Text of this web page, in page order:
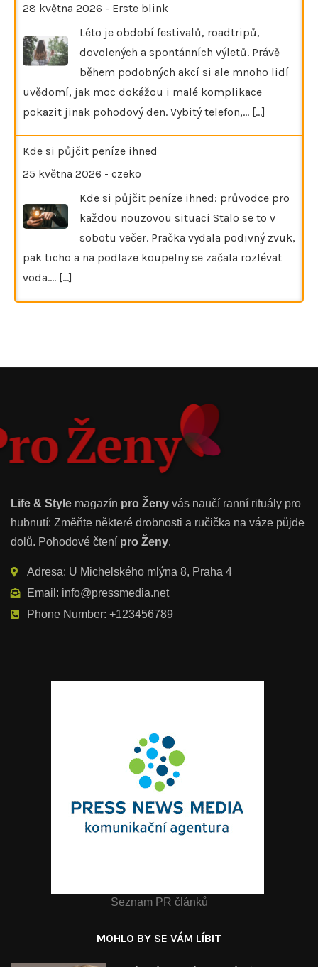
28 května 2026 - Erste blink
Léto je období festivalů, roadtripů,
dovolených a spontánních výletů. Právě
během podobných akcí si ale mnoho lidí
uvědomí, jak moc dokážou i malé komplikace
pokazit jinak pohodový den. Vybitý telefon,… [...]
Kde si půjčit peníze ihned
25 května 2026 - czeko
Kde si půjčit peníze ihned: průvodce pro
každou nouzovou situaci Stalo se to v
sobotu večer. Pračka vydala podivný zvuk,
pak ticho a na podlaze koupelny se začala rozlévat
voda.… [...]
Life & Style magazín pro Ženy vás naučí ranní rituály pro
hubnutí: Změňte některé drobnosti a ručička na váze půjde
dolů. Pohodové čtení pro Ženy.
Adresa: U Michelského mlýna 8, Praha 4
Email: info@pressmedia.net
Phone Number: +123456789
Seznam PR článků
MOHLO BY SE VÁM LÍBIT